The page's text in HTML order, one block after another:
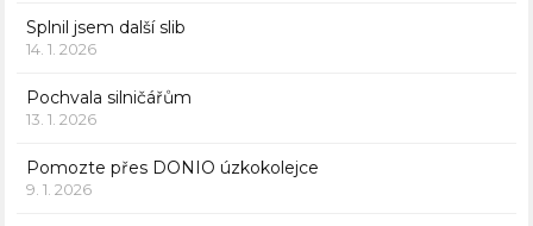
Splnil jsem další slib
14. 1. 2026
Pochvala silničářům
13. 1. 2026
Pomozte přes DONIO úzkokolejce
9. 1. 2026